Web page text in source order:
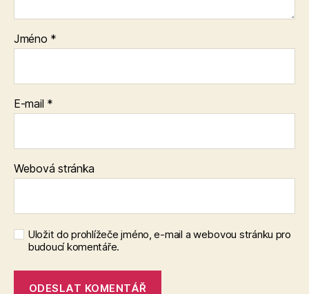
Jméno *
E-mail *
Webová stránka
Uložit do prohlížeče jméno, e-mail a webovou stránku pro
budoucí komentáře.